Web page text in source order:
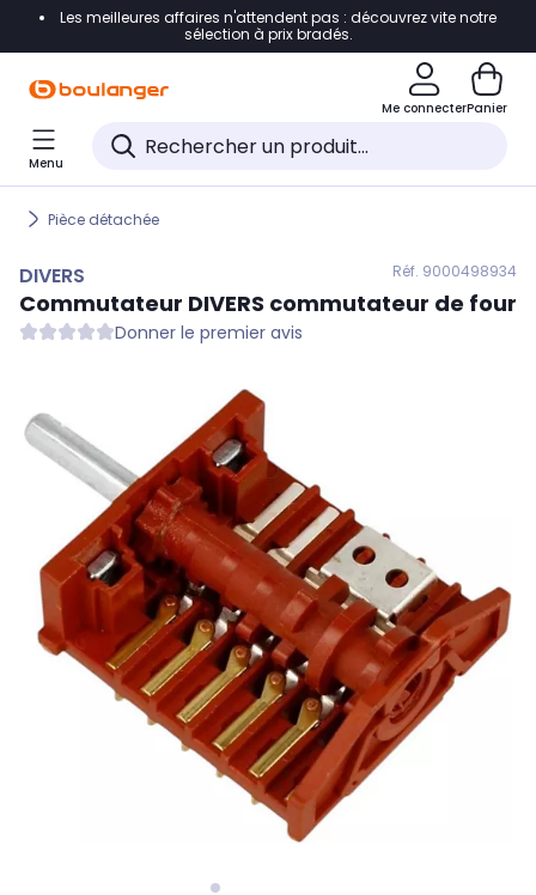
Accéder directement à la navigation
Accéder directement au pied de page
Accéder directement au chatbot
Les meilleures affaires n'attendent pas : découvrez vite notre
sélection à prix bradés.
Me connecterPanier
Menu
Pièce détachée
DIVERS Réf. 9000498934
Commutateur DIVERS commutateur de four
Donner le premier avis